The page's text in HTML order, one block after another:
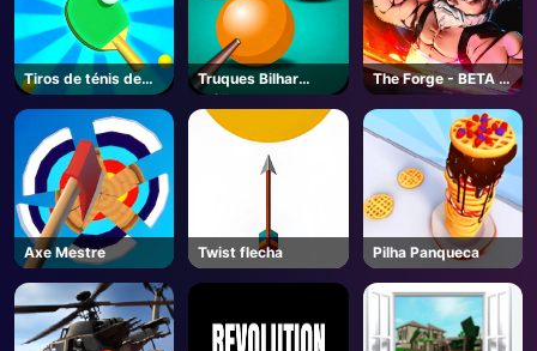
Tiros de ténis de
mesa
Truques Bilhar
Máfia
The Forge - BETA -
Roblox
Axe Mestre Twist flecha Pilha Panqueca